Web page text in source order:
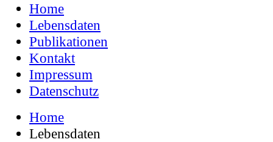
Home
Lebensdaten
Publikationen
Kontakt
Impressum
Datenschutz
Home
Lebensdaten